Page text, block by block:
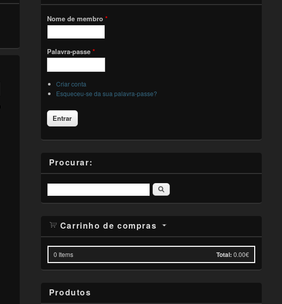
Nome de membro *
Palavra-passe *
Criar conta
Esqueceu-se da sua palavra-passe?
Procurar:
Pesquisar
Carrinho de compras
0 Items Total: 0.00€
Produtos